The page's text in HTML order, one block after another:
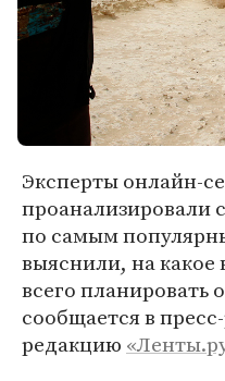
Эксперты онлайн-
проанализировали
по самым
выяснили, на какое
всего планировать
сообщается в
редакцию